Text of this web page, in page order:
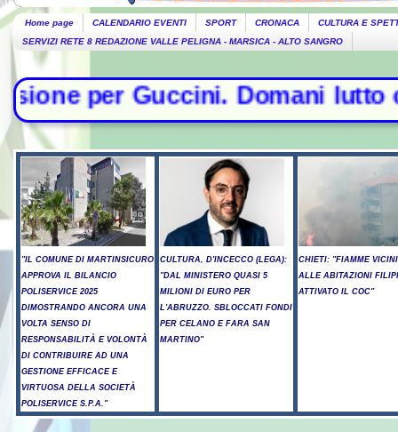
Home page CALENDARIO EVENTI SPORT CRONACA
CULTURA E
SERVIZI RETE 8 REDAZIONE VALLE PELIGNA - MARSICA - ALTO SANGRO
Domani lutto
"IL COMUNE DI MARTINSICURO
APPROVA IL BILANCIO
POLISERVICE 2025
DIMOSTRANDO ANCORA UNA
VOLTA SENSO DI
RESPONSABILITÀ E VOLONTÀ
DI CONTRIBUIRE AD UNA
GESTIONE EFFICACE E
VIRTUOSA DELLA SOCIETÀ
POLISERVICE S.P.A."
CULTURA, D'INCECCO (LEGA):
"DAL MINISTERO QUASI 5
MILIONI DI EURO PER
L'ABRUZZO. SBLOCCATI FONDI
PER CELANO E FARA SAN
MARTINO"
CHIETI: "FIAMME
ALLE ABITAZIONI
ATTIVATO IL COC"